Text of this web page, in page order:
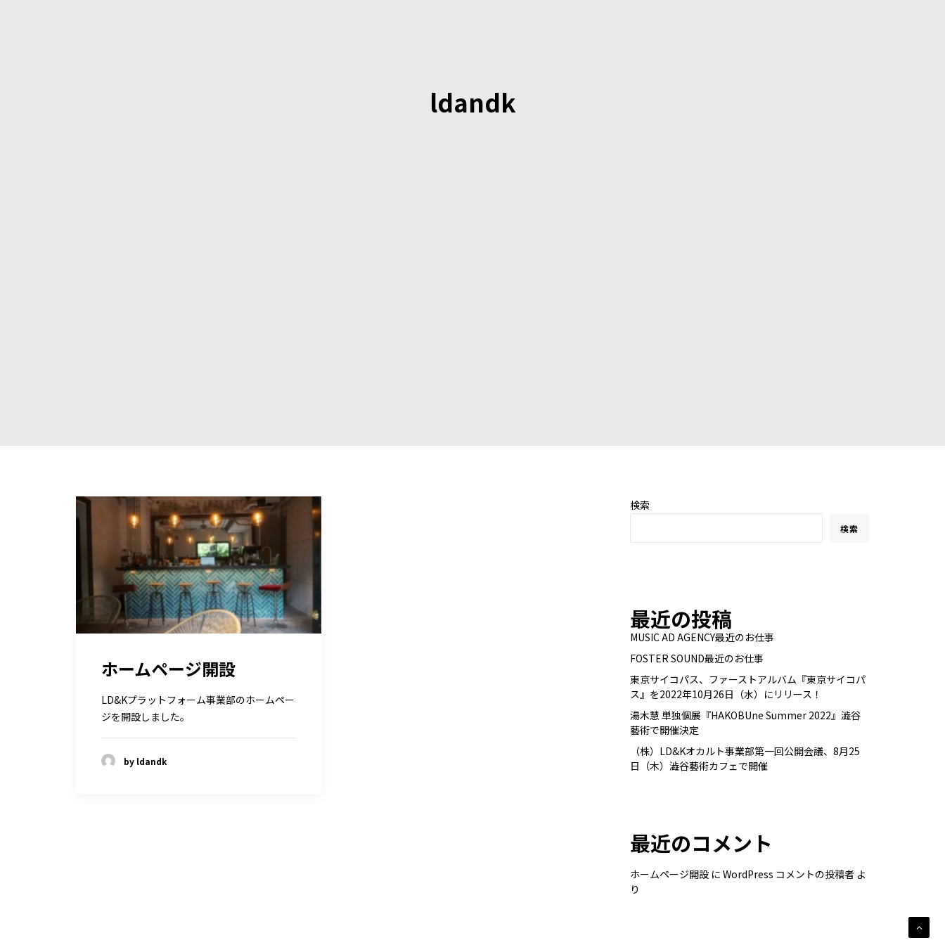
ldandk
ホームページ開設
LD&Kプラットフォーム事業部のホームペー
ジを開設しました。
by ldandk
検索
検索
最近の投稿
MUSIC AD AGENCY最近のお仕事
FOSTER SOUND最近のお仕事
東京サイコパス、ファーストアルバム『東京サイコパ
ス』を2022年10月26日（水）にリリース！
湯木慧 単独個展『HAKOBUne Summer 2022』澁谷
藝術で開催決定
（株）LD&Kオカルト事業部第一回公開会議、8月25
日（木）澁谷藝術カフェで開催
最近のコメント
ホームページ開設 に WordPress コメントの投稿者 よ
り